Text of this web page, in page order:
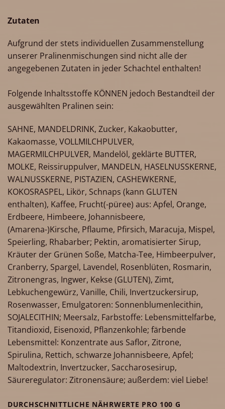
Zutaten
Aufgrund der stets individuellen Zusammenstellung
unserer Pralinenmischungen sind nicht alle der
angegebenen Zutaten in jeder Schachtel enthalten!
Folgende Inhaltsstoffe KÖNNEN jedoch Bestandteil der
ausgewählten Pralinen sein:
SAHNE, MANDELDRINK, Zucker, Kakaobutter,
Kakaomasse, VOLLMILCHPULVER,
MAGERMILCHPULVER, Mandelöl, geklärte BUTTER,
MOLKE, Reissiruppulver, MANDELN, HASELNUSSKERNE,
WALNUSSKERNE, PISTAZIEN, CASHEWKERNE,
KOKOSRASPEL, Likör, Schnaps (kann GLUTEN
enthalten), Kaffee, Frucht(-püree) aus: Apfel, Orange,
Erdbeere, Himbeere, Johannisbeere,
(Amarena-)Kirsche, Pflaume, Pfirsich, Maracuja, Mispel,
Speierling, Rhabarber; Pektin, aromatisierter Sirup,
Kräuter der Grünen Soße, Matcha-Tee, Himbeerpulver,
Cranberry, Spargel, Lavendel, Rosenblüten, Rosmarin,
Zitronengras, Ingwer, Kekse (GLUTEN), Zimt,
Lebkuchengewürz, Vanille, Chili, Invertzuckersirup,
Rosenwasser, Emulgatoren: Sonnenblumenlecithin,
SOJALECITHIN; Meersalz, Farbstoffe: Lebensmittelfarbe,
Titandioxid, Eisenoxid, Pflanzenkohle; färbende
Lebensmittel: Konzentrate aus Saflor, Zitrone,
Spirulina, Rettich, schwarze Johannisbeere, Apfel;
Maltodextrin, Invertzucker, Saccharosesirup,
Säureregulator: Zitronensäure; außerdem: viel Liebe!
DURCHSCHNITTLICHE NÄHRWERTE PRO 100 G